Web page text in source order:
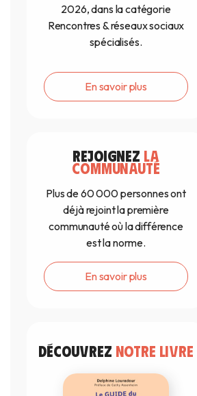
2026, dans la catégorie
Rencontres & réseaux sociaux
spécialisés.
En savoir plus
REJOIGNEZ LA
COMMUNAUTÉ
Plus de 60 000 personnes ont
déjà rejoint la première
communauté où la différence
est la norme.
En savoir plus
DÉCOUVREZ NOTRE LIVRE